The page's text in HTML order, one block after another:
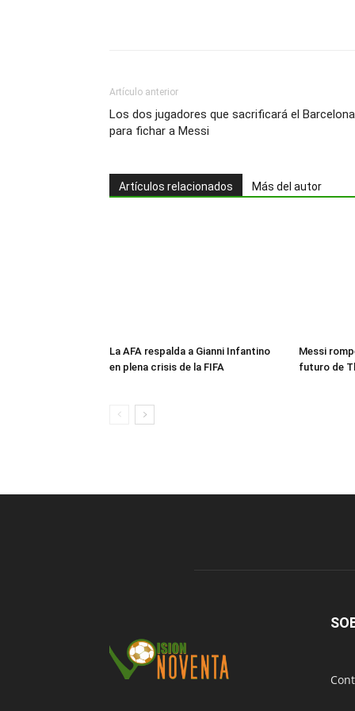
Artículo anterior
Los dos jugadores que sacrificará el Barcelona
para fichar a Messi
Artículos relacionados Más del autor
La AFA respalda a Gianni Infantino
en plena crisis de la FIFA
Messi
futuro de